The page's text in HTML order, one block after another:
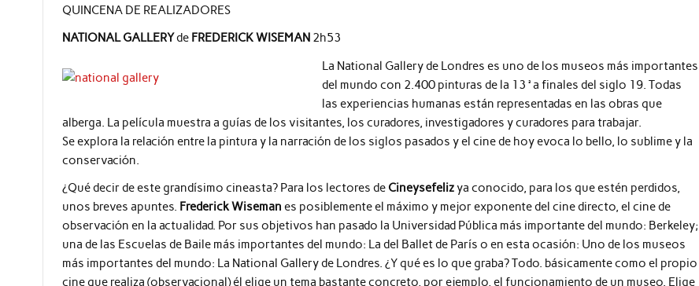
QUINCENA DE REALIZADORES
NATIONAL GALLERYde FREDERICK WISEMAN 2h53
La National Gallery de Londres es uno de los museos más importantes
del mundo con 2.400 pinturas de la 13 ª a finales del siglo 19. Todas
las experiencias humanas están representadas en las obras que
alberga. La película muestra a guías de los visitantes, los curadores, investigadores y curadores para trabajar.
Se explora la relación entre la pintura y la narración de los siglos pasados ​​y el cine de hoy evoca lo bello, lo sublime y la
conservación.
¿Qué decir de este grandísimo cineasta? Para los lectores de Cineysefelizya conocido, para los que estén perdidos,
unos breves apuntes. Frederick Wiseman es posiblemente el máximo y mejor exponente del cine directo, el cine de
observación en la actualidad. Por sus objetivos han pasado la Universidad Pública más importante del mundo: Berkeley;
una de las Escuelas de Baile más importantes del mundo: La del Ballet de París o en esta ocasión: Uno de los museos
más importantes del mundo: La National Gallery de Londres. ¿Y qué es lo que graba? Todo. básicamente como el propio
cine que realiza (observacional) él elige un tema bastante concreto, por ejemplo, el funcionamiento de un museo. Elige